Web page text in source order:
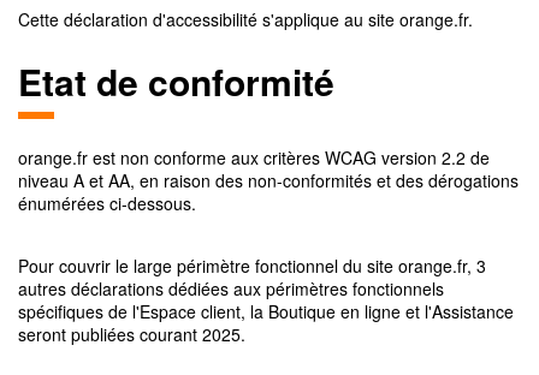
Cette déclaration d'accessibilité s'applique au site orange.fr.
Etat de conformité
orange.fr est non conforme aux critères WCAG version 2.2 de
niveau A et AA, en raison des non-conformités et des dérogations
énumérées ci-dessous.
Pour couvrir le large périmètre fonctionnel du site orange.fr, 3
autres déclarations dédiées aux périmètres fonctionnels
spécifiques de l'Espace client, la Boutique en ligne et l'Assistance
seront publiées courant 2025.